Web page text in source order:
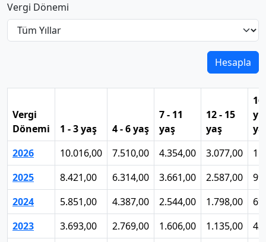
Vergi Dönemi
Hesapla
Vergi
Dönemi
1 - 3 yaş 4 - 6 yaş
7 - 11
yaş
12 - 15
yaş
2026
10.016,00 7.510,00 4.354,00 3.077,00
2025
8.421,00 6.314,00 3.661,00 2.587,00
2024
5.851,00 4.387,00 2.544,00 1.798,00
2023
3.693,00 2.769,00 1.606,00 1.135,00